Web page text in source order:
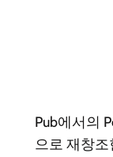
Pub에서의
으로 재창